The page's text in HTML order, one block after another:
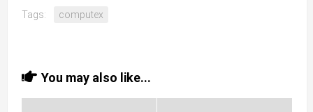
Tags: computex
You may also like...